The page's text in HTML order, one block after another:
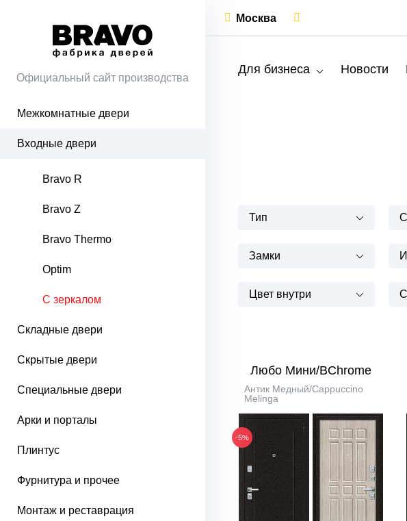
Официальный сайт производства
Межкомнатные двери
Входные двери
Bravo R
Bravo Z
Bravo Thermo
Optim
С зеркалом
Складные двери
Скрытые двери
Специальные двери
Арки и порталы
Плинтус
Фурнитура и прочее
Монтаж и реставрация
Москва
Для бизнеса Новости
Тип
Замки
Цвет внутри
Любо Мини/BChrome
Антик Медный/Cappuccino
Melinga
-5%